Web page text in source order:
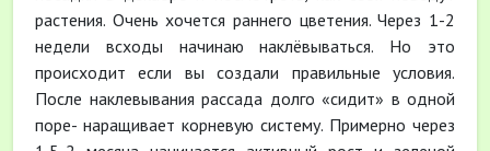
растения. Очень хочется раннего цветения. Через 1-2
недели всходы начинаю наклёвываться. Но это
происходит если вы создали правильные условия.
После наклевывания рассада долго «сидит» в одной
поре- наращивает корневую систему. Примерно через